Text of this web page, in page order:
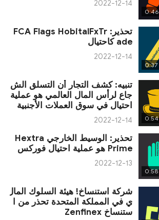
0:46
2022-12-14
0:37
تحذير: FCA Flags HobitalFxTr
ade كاحتيال
2022-12-14
0:54
تنبيه: كشف التجار أن التسلق الش
جاع لرأس المال العالمي هو عملية
احتيال في سوق العملات الأجنبية
2022-12-14
0:58
تحذير: الوسيط الخارجي Hextra
Prime هو عملية احتيال فوركس
2022-12-13
شركة استنساخ! هيئة السلوك المال
ي في المملكة المتحدة تحذر من ا
ستنساخ Zenfinex